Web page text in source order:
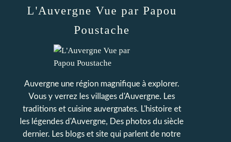
L'Auvergne Vue par Papou
Poustache
Auvergne une région magnifique à explorer.
Vous y verrez les villages d'Auvergne. Les
traditions et cuisine auvergnates. L'histoire et
les légendes d'Auvergne, Des photos du siècle
dernier. Les blogs et site qui parlent de notre